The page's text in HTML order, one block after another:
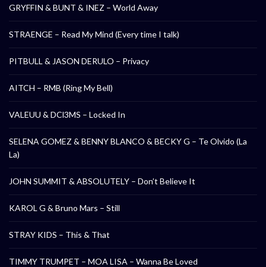
GRYFFIN & BUNT & INEZ – World Away
STRAENGE – Read My Mind (Every time I talk)
PITBULL & JASON DERULO – Privacy
AITCH – RMB (Ring My Bell)
VALEUU & DCl3MS – Locked In
SELENA GOMEZ & BENNY BLANCO & BECKY G – Te Olvido (La
La)
JOHN SUMMIT & ABSOLUTELY – Don’t Believe It
KAROL G & Bruno Mars – Still
STRAY KIDS – This & That
TIMMY TRUMPET – MOA LISA – Wanna Be Loved